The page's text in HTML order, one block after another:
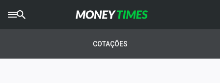
AGROTIMES
COTAÇÕES